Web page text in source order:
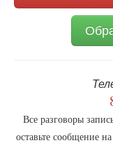
Все разговоры
оставьте сообщение